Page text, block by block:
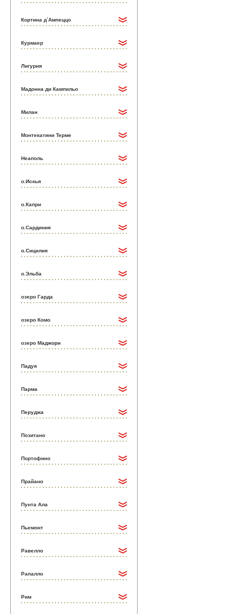
Кортина д`Ампеццо
Курмаер
Лигурия
Мадонна ди Кампильо
Милан
Монтекатини Терме
Неаполь
о.Искья
о.Капри
о.Сардиния
о.Сицилия
о.Эльба
озеро Гарда
озеро Комо
озеро Маджори
Падуя
Парма
Перуджа
Позитано
Портофино
Прайано
Пунта Ала
Пьемонт
Равелло
Рапалло
Рим